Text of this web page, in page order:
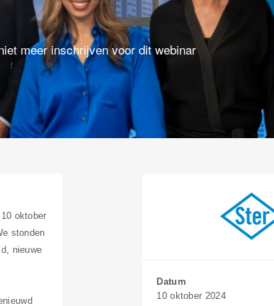
meer inschrijven voor dit webinar
oktober
stonden
nieuwe
Datum
10 oktober 2024